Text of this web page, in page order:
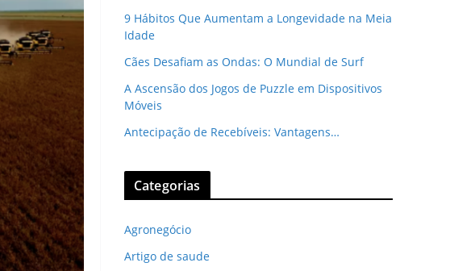
9 Hábitos Que Aumentam a Longevidade na Meia
Idade
Cães Desafiam as Ondas: O Mundial de Surf
A Ascensão dos Jogos de Puzzle em Dispositivos
Móveis
Antecipação de Recebíveis: Vantagens…
Categorias
Agronegócio
Artigo de saude